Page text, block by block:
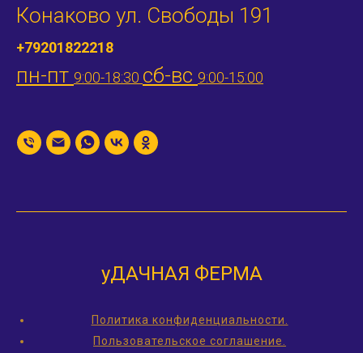
Конаково ул. Свободы 191
+79201822218
пн-пт 9:00-18:30 сб-вс 9:00-15:00
уДАЧНАЯ ФЕРМА
Политика конфиденциальности.
Пользовательское соглашение.